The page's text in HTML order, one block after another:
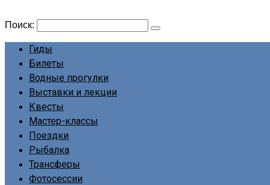
Поиск:
Гиды
Билеты
Водные прогулки
Выставки и лекции
Квесты
Мастер-классы
Поездки
Рыбалка
Трансферы
Фотосессии